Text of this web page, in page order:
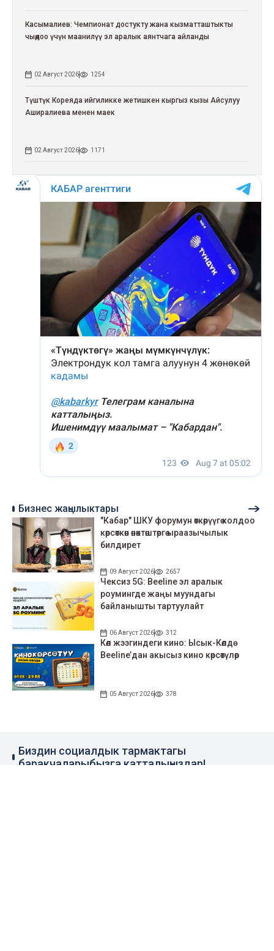
Касымалиев: Чемпионат достукту жана кызматташтыкты
чыңдоо үчүн маанилүү эл аралык аянтчага айланды
02 Август 2026 1254
Түштүк Кореяда ийгиликке жетишкен кыргыз кызы Айсулуу
Аширалиева менен маек
02 Август 2026 1171
Бизнес жаңылыктары
"Кабар" ШКУ форумун өткөрүүгө колдоо
көрсөткөн өнөктөштөргө ыраазычылык
билдирет
09 Август 2026 2657
Чексиз 5G: Beeline эл аралык
роумингде жаңы муундагы
байланышты тартуулайт
06 Август 2026 312
Көл жээгиндеги кино: Ысык-Көлдө
Beeline’дан акысыз кино көрсөтүлөр
05 Август 2026 378
Биздин социалдык тармактагы
баракчаларыбызга катталыңыздар!